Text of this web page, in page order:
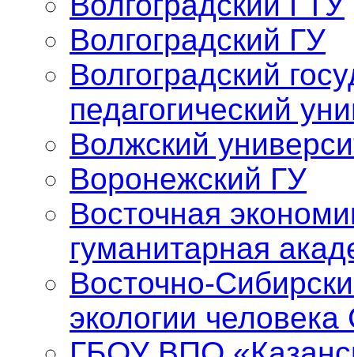
Волгоградский ГУ
Волгоградский
педагогический
Волжский
Воронежский ГУ
Восточная
гуманитарная
Восточно-
экологии